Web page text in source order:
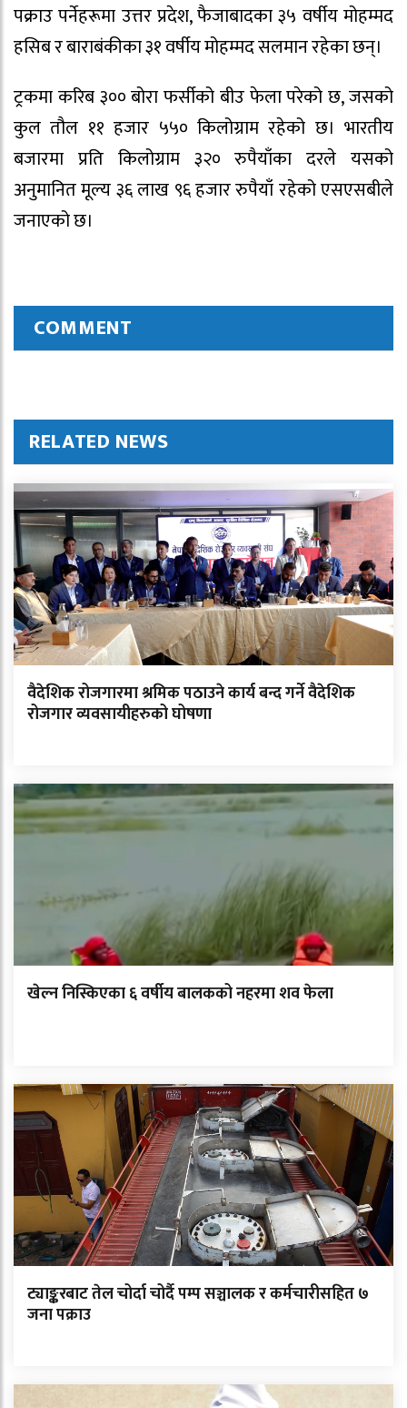
पक्राउ पर्नेहरूमा उत्तर प्रदेश, फैजाबादका ३५ वर्षीय मोहम्मद
हसिब र बाराबंकीका ३१ वर्षीय मोहम्मद सलमान रहेका छन्।
ट्रकमा करिब ३०० बोरा फर्सीको बीउ फेला परेको छ, जसको
कुल तौल ११ हजार ५५० किलोग्राम रहेको छ। भारतीय
बजारमा प्रति किलोग्राम ३२० रुपैयाँका दरले यसको
अनुमानित मूल्य ३६ लाख ९६ हजार रुपैयाँ रहेको एसएसबीले
जनाएको छ।
COMMENT
RELATED NEWS
वैदेशिक रोजगारमा श्रमिक पठाउने कार्य बन्द गर्ने वैदेशिक
रोजगार व्यवसायीहरुको घोषणा
खेल्न निस्किएका ६ वर्षीय बालकको नहरमा शव फेला
ट्याङ्करबाट तेल चोर्दा चोर्दै पम्प सञ्चालक र कर्मचारीसहित ७
जना पक्राउ